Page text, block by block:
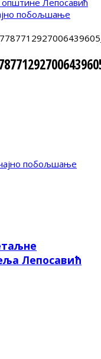
побољшање
побољшање
Лепосавић